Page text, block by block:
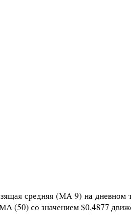
средняя (МА 9) на дневном
(50) со значением $0,4877